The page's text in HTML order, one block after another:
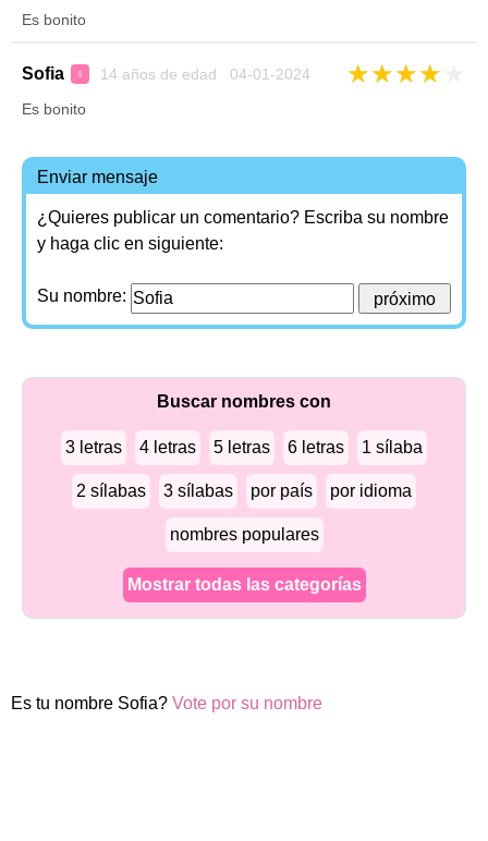
Es bonito
Sofia ♀ 14 años de edad 04-01-2024 ★★★★
Es bonito
Enviar mensaje
¿Quieres publicar un comentario? Escriba su nombre
y haga clic en siguiente:
Su nombre:
Buscar nombres con
3 letras 4 letras 5 letras 6 letras 1 sílaba
2 sílabas 3 sílabas por país por idioma
nombres populares
Mostrar todas las categorías
Es tu nombre Sofia? Vote por su nombre